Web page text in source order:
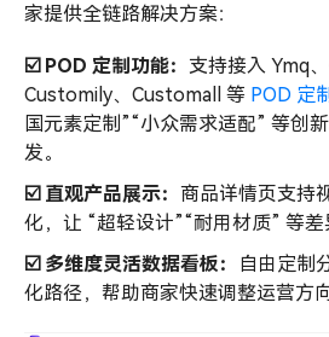
家提供全链路解决方案：
☑️ POD 定制功能： 支持接入 Ymq
Customily、Customall 等 POD 定
国元素定制”“小众需求适配” 等创
发。
☑️ 直观产品展示： 商品详情页支持
化，让 “超轻设计”“耐用材质” 等差
☑️ 多维度灵活数据看板：
自由定制
化路径，帮助商家快速调整运营方向